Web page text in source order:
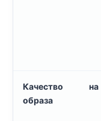
Качество на
образа